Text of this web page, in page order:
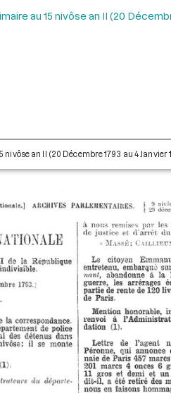
au 15 nivôse an II (20
nivôse an II (20 Décembre 1793 au 4 Janvier